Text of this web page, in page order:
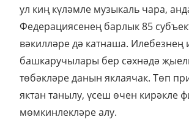
ул киң күләмле музыкаль чара,
Федерациясенең барлык 85
вәкилләре дә катнаша. Илебезнең
башкаручылары бер сәхнәдә
төбәкләре данын яклаячак. Төп
яктан танылу, үсеш өчен кирәкле
мөмкинлекләре алу.